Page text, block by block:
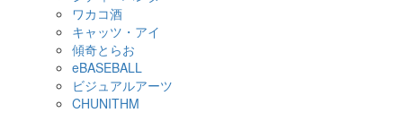
ワカコ酒
キャッツ・アイ
傾奇とらお
eBASEBALL
ビジュアルアーツ
CHUNITHM